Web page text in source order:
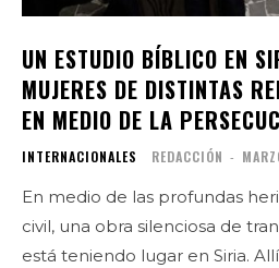
UN ESTUDIO BÍBLICO EN
MUJERES DE DISTINTAS
EN MEDIO DE LA
INTERNACIONALES REDACCIÓN -
En medio de las profundas
civil, una obra silenciosa de
está teniendo lugar en Siria.